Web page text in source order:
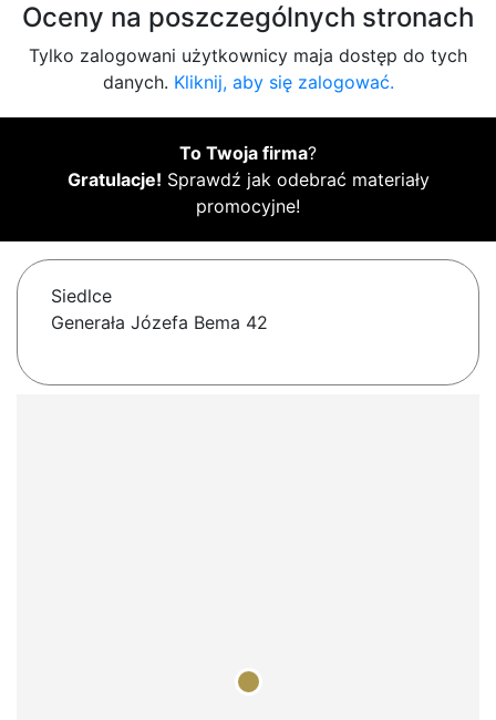
Oceny na poszczególnych stronach
Tylko zalogowani użytkownicy maja dostęp do tych
danych. Kliknij, aby się zalogować.
To Twoja firma?
Gratulacje! Sprawdź jak odebrać materiały
promocyjne!
Siedlce
Generała Józefa Bema 42